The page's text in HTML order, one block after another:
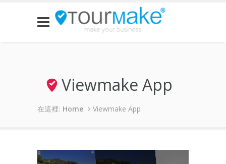
Viewmake App
在這裡: Home Viewmake App